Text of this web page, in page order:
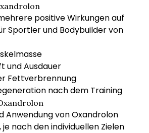
positive Wirkungen auf
Sportler und Bodybuilder von
und Ausdauer
Fettverbrennung
nach dem Training
Anwendung von Oxandrolon
nach den individuellen Zielen